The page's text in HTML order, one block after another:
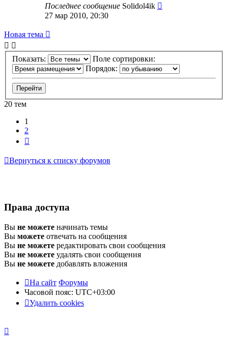
Последнее сообщение Solidol4ik
27 мар 2010, 20:30
Новая тема
Показать:
Поле сортировки:
Порядок:
20 тем
1
2
Вернуться к списку форумов
Права доступа
Вы не можете начинать темы
Вы можете отвечать на сообщения
Вы не можете редактировать свои сообщения
Вы не можете удалять свои сообщения
Вы не можете добавлять вложения
На сайт Форумы
Часовой пояс: UTC+03:00
Удалить cookies